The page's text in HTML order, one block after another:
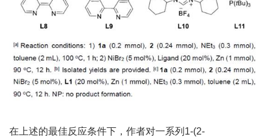
在上述的最佳反应条件下，作者对一系列1-(2-